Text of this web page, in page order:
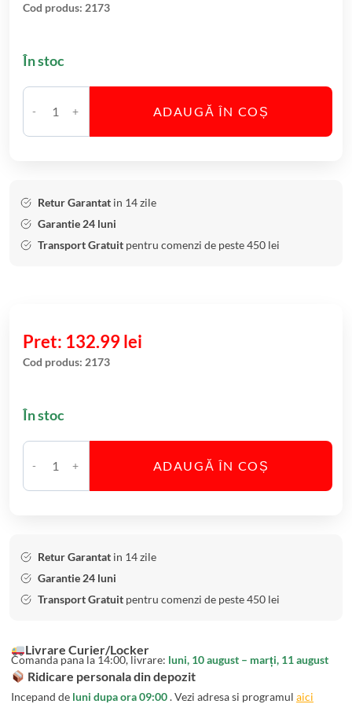
Cod produs: 2173
În stoc
C
a
i
t
r
e
C
r
t
h
e
m
ADAUGĂ ÎN COȘ
Retur Garantat in 14 zile
Garantie 24 luni
Transport Gratuit pentru comenzi de peste 450 lei
132.99lei
Cod produs: 2173
În stoc
C
a
i
t
S
c
ADAUGĂ ÎN COȘ
Retur Garantat in 14 zile
Garantie 24 luni
Transport Gratuit pentru comenzi de peste 450 lei
Livrare Curier/Locker
Comanda pana la 14:00, livrare: luni, 10 august – marți, 11 august
Ridicare personala din depozit
Incepand de luni dupa ora 09:00. Vezi adresa si programul aici